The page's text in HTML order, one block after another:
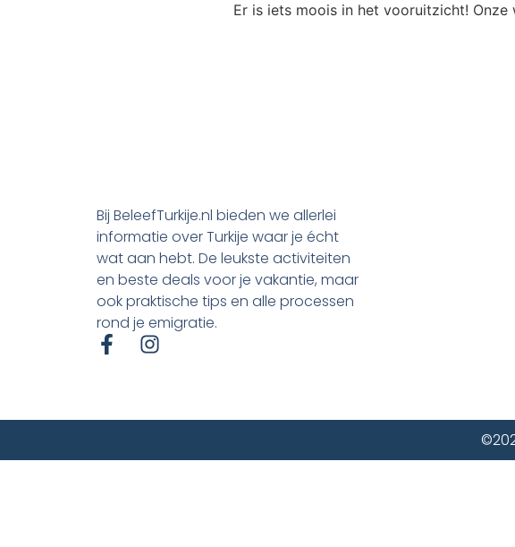
Er is iets moois in het vooruitzicht!
Bij BeleefTurkije.nl bieden we allerlei
informatie over Turkije waar je écht
wat aan hebt. De leukste activiteiten
en beste deals voor je vakantie, maar
ook praktische tips en alle processen
rond je emigratie.